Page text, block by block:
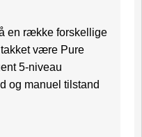
en række forskellige
være Pure
5-niveau
og manuel tilstand